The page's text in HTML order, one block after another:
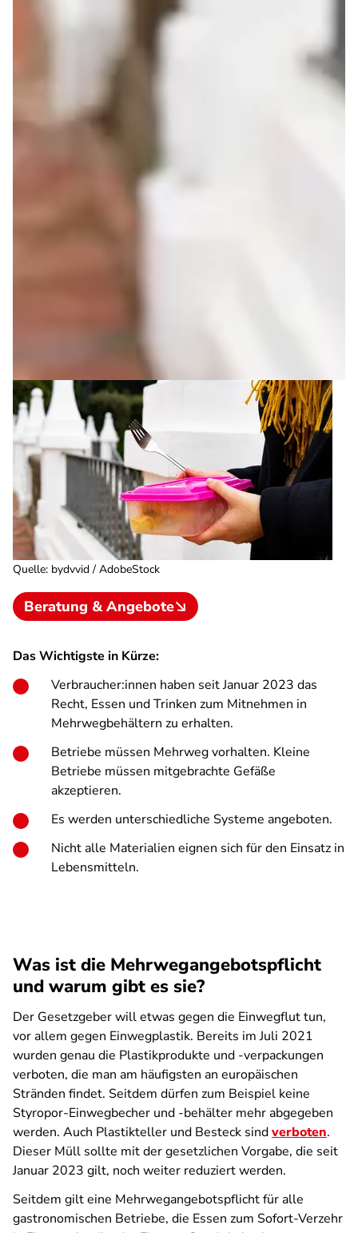
Quelle: bydvvid / AdobeStock
Beratung & Angebote
Das Wichtigste in Kürze:
Verbraucher:innen haben seit Januar 2023 das
Recht, Essen und Trinken zum Mitnehmen in
Mehrwegbehältern zu erhalten.
Betriebe müssen Mehrweg vorhalten. Kleine
Betriebe müssen mitgebrachte Gefäße
akzeptieren.
Es werden unterschiedliche Systeme angeboten.
Nicht alle Materialien eignen sich für den Einsatz in
Lebensmitteln.
Was ist die Mehrwegangebotspflicht
und warum gibt es sie?
Der Gesetzgeber will etwas gegen die Einwegflut tun,
vor allem gegen Einwegplastik. Bereits im Juli 2021
wurden genau die Plastikprodukte und -verpackungen
verboten, die man am häufigsten an europäischen
Stränden findet. Seitdem dürfen zum Beispiel keine
Styropor-Einwegbecher und -behälter mehr abgegeben
werden. Auch Plastikteller und Besteck sindverboten.
Dieser Müll sollte mit der gesetzlichen Vorgabe, die seit
Januar 2023 gilt, noch weiter reduziert werden.
Seitdem gilt eine Mehrwegangebotspflicht für alle
gastronomischen Betriebe, die Essen zum Sofort-Verzehr